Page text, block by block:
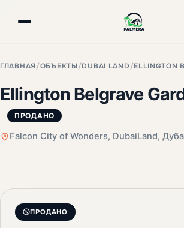
ГЛАВНАЯ/ОБЪЕКТЫ/DUBAI LAND /ELLINGTON
Ellington Belgrave
ПРОДАНО
Falcon City of Wonders, DubaiLand,
ПРОДАНО